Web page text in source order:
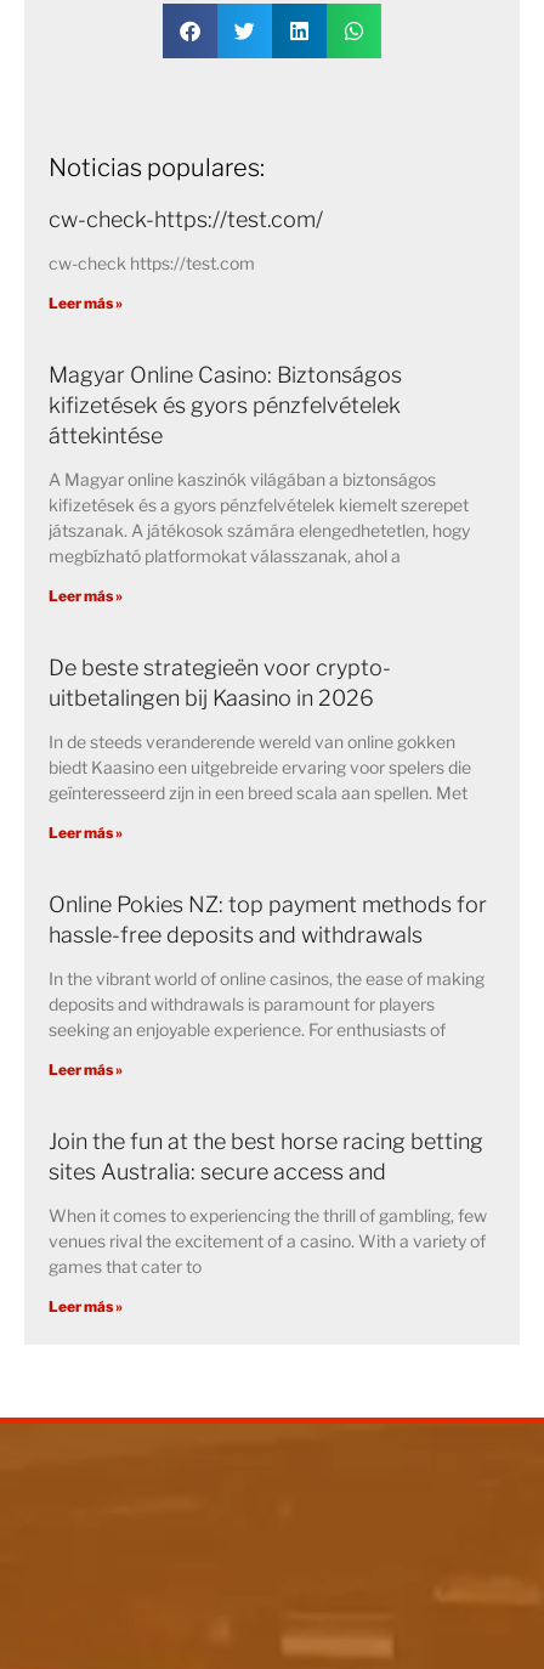
Noticias populares:
cw-check-https://test.com/
cw-check https://test.com
Leer más »
Magyar Online Casino: Biztonságos
kifizetések és gyors pénzfelvételek
áttekintése
A Magyar online kaszinók világában a biztonságos
kifizetések és a gyors pénzfelvételek kiemelt szerepet
játszanak. A játékosok számára elengedhetetlen, hogy
megbízható platformokat válasszanak, ahol a
Leer más »
De beste strategieën voor crypto-
uitbetalingen bij Kaasino in 2026
In de steeds veranderende wereld van online gokken
biedt Kaasino een uitgebreide ervaring voor spelers die
geïnteresseerd zijn in een breed scala aan spellen. Met
Leer más »
Online Pokies NZ: top payment methods for
hassle-free deposits and withdrawals
In the vibrant world of online casinos, the ease of making
deposits and withdrawals is paramount for players
seeking an enjoyable experience. For enthusiasts of
Leer más »
Join the fun at the best horse racing betting
sites Australia: secure access and
When it comes to experiencing the thrill of gambling, few
venues rival the excitement of a casino. With a variety of
games that cater to
Leer más »